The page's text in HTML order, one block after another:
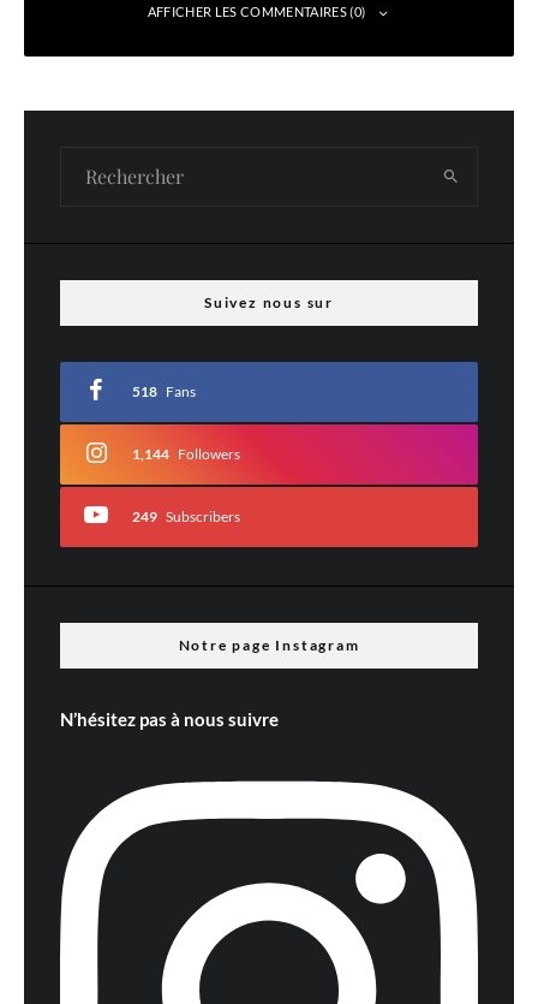
AFFICHER LES COMMENTAIRES (0)
Votre adresse e-mail ne sera pas publiée.
Les champs obligatoires sont indiqués
Site web
Prévenez-moi de tous les nouveaux articles par e-mail.
En savoir
plus sur la façon dont les données de vos commentaires sont
Suivez nous sur
518 Fans
1,144 Followers
249 Subscribers
Notre page Instagram
N’hésitez pas à nous suivre